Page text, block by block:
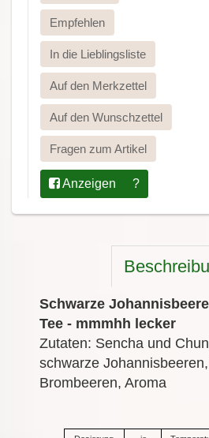
Empfehlen
In die Lieblingsliste
Auf den Merkzettel
Auf den Wunschzettel
Fragen zum Artikel
Anzeigen ?
Schwarze
Tee - mmmhh lecker
Zutaten: Sencha und
schwarze
Brombeeren, Aroma